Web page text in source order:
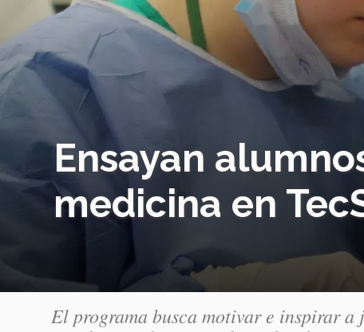
Ensayan
medicina en
El programa busca motivar e inspirar a